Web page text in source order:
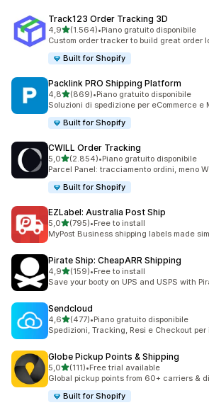
Track123 Order Tracking 3D
4,9stelle su 5
(1.564)
1564 recensioni totali
•Piano gratuito disponibile
Custom order tracker to build great order
Built for Shopify
Packlink PRO Shipping Platform
4,8stelle su 5
(869)
869 recensioni totali
•Piano gratuito disponibile
Soluzioni di spedizione per eCommerce e
Built for Shopify
CWILL Order Tracking
5,0stelle su 5
(2.854)
2854 recensioni totali
•Piano gratuito disponibile
Parcel Panel: tracciamento ordini, meno
Built for Shopify
EZLabel: Australia Post Ship
5,0stelle su 5
(795)
795 recensioni totali
•Free to install
MyPost Business shipping labels made
Pirate Ship: CheapARR Shipping
4,9stelle su 5
(159)
159 recensioni totali
•Free to install
Save your booty on UPS and USPS with
Sendcloud
4,6stelle su 5
(477)
477 recensioni totali
•Piano gratuito disponibile
Spedizioni, Tracking, Resi e Checkout
Globe Pickup Points & Shipping
5,0stelle su 5
(111)
111 recensioni totali
•Free trial available
Global pickup points from 60+ carriers &
Built for Shopify